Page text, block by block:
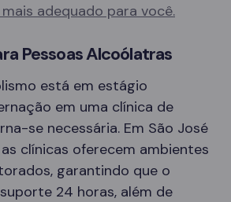
adequado para você.
Pessoas Alcoólatras
está em estágio
em uma clínica de
se necessária. Em São José
as clínicas oferecem ambientes
garantindo que o
24 horas, além de